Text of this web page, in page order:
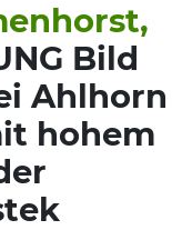
Bild
Ahlhorn
hohem